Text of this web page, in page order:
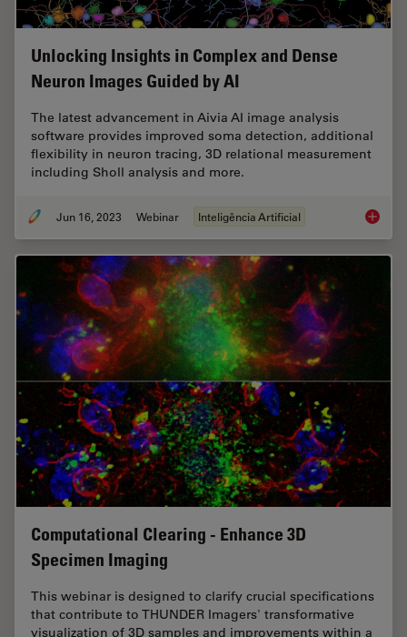
Unlocking Insights in Complex and Dense
Neuron Images Guided by AI
The latest advancement in Aivia AI image analysis
software provides improved soma detection, additional
flexibility in neuron tracing, 3D relational measurement
including Sholl analysis and more.
Jun 16, 2023 Webinar Inteligência Artificial
Computational Clearing - Enhance 3D
Specimen Imaging
This webinar is designed to clarify crucial specifications
that contribute to THUNDER Imagers' transformative
visualization of 3D samples and improvements within a